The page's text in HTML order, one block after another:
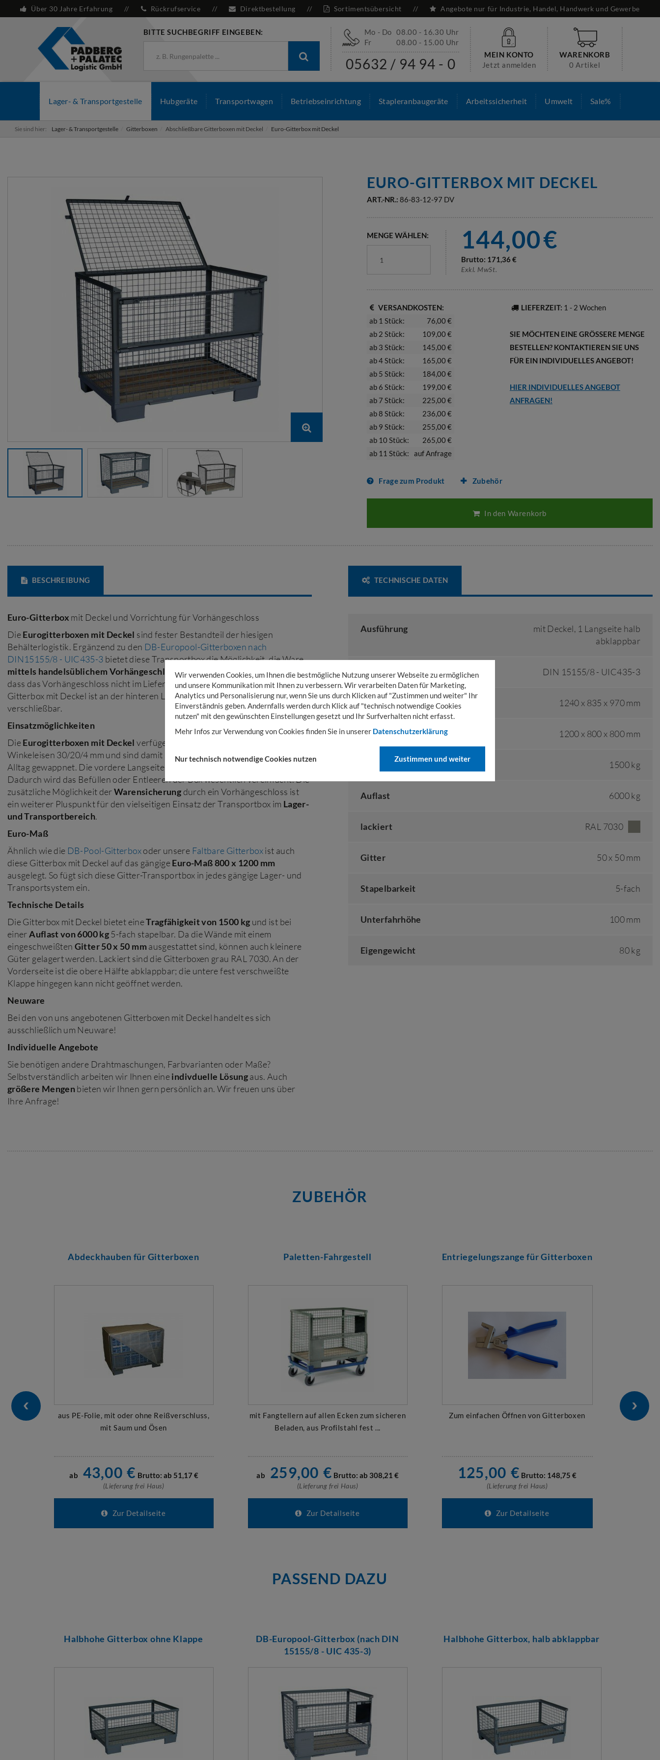
Über 30 Jahre Erfahrung Rückrufservice Direktbestellung Sortimentsübersicht Angebote nur für Industrie, Handel, Handwerk und Gewerbe
BITTE SUCHBEGRIFF EINGEBEN: Mo - Do 08.00 - 16.30 Uhr
Fr
08.00 - 15.00 Uhr
05632 / 94 94 - 0
MEIN KONTO
Jetzt anmelden
WARENKORB
0 Artikel
Lager- & Transportgestelle Hubgeräte Transportwagen Betriebseinrichtung Stapleranbaugeräte Arbeitssicherheit Umwelt Sale%
Sie sind hier: Lager- & Transportgestelle Gitterboxen Abschließbare Gitterboxen mit Deckel Euro-Gitterbox mit Deckel
EURO-GITTERBOX MIT DECKEL
ART.-NR.: 86-83-12-97 DV
MENGE WÄHLEN: 144,00€
Brutto: 171,36€
Exkl. MwSt.
VERSANDKOSTEN:
ab 1 Stück:
76,00 €
ab 2 Stück:
109,00 €
ab 3 Stück:
145,00 €
ab 4 Stück:
165,00 €
ab 5 Stück:
184,00 €
ab 6 Stück:
199,00 €
ab 7 Stück:
225,00 €
ab 8 Stück:
236,00 €
ab 9 Stück:
255,00 €
ab 10 Stück:
265,00 €
ab 11 Stück:
auf Anfrage
LIEFERZEIT: 1 - 2 Wochen
SIE MÖCHTEN EINE GRÖSSERE MENGE B
ESTELLEN? KONTAKTIEREN SIE UNS F
ÜR EIN INDIVIDUELLES ANGEBOT!
HIER INDIVIDUELLES ANGEBOT
ANFRAGEN!
Frage zum Produkt Zubehör
In den Warenkorb
BESCHREIBUNG
Euro-Gitterbox mit Deckel und Vorrichtung für Vorhängeschloss
DieEurogitterboxen mit Deckel sind fester Bestandteil der hiesigen
Behälterlogistik. Ergänzend zu den DB-Europool-Gitterboxen nach
DIN15155/8 - UIC435-3 bietet diese Transportbox die Möglichkeit, die Ware
mittels handelsüblichem Vorhängeschloss zu sichern. (Bitte beachten Sie,
dass das Vorhängeschloss nicht im Lieferumfang enthalten ist.) Die Euro-
Gitterbox mit Deckel ist an der hinteren Langseite scharniert und vorn
verschließbar.
Einsatzmöglichkeiten
DieEurogitterboxen mit Deckel verfügen über einen Rahmen aus
Winkeleisen 30/20/4 mm und sind damit sehr robust für den harten Logistik-
Alltag gewappnet. Die vordere Langseite kann
Dadurch wird das Befüllen oder Entleeren der Box wesentlich vereinfacht. Die
zusätzliche Möglichkeit derWarensicherung durch ein Vorhängeschloss ist
ein weiterer Pluspunkt für den vielseitigen Einsatz der Transportbox im Lager-
und Transportbereich.
Euro-Maß
Ähnlich wie die DB-Pool-Gitterboxoder unsere Faltbare Gitterboxist auch
diese Gitterbox mit Deckel auf das gängigeEuro-Maß 800 x 1200 mm
ausgelegt. So fügt sich diese Gitter-Transportbox in jedes gängige Lager- und
Transportsystem ein.
Technische Details
Die Gitterbox mit Deckel bietet eineTragfähigkeit von 1500 kg und ist bei
einerAuflast von 6000 kg5-fach stapelbar. Da die Wände mit einem
eingeschweißten Gitter 50 x 50 mm ausgestattet sind, können auch kleinere
Güter gelagert werden. Lackiert sind die Gitterboxen grau RAL 7030. An der
Vorderseite ist die obere Hälfte abklappbar; die untere fest verschweißte
Klappe hingegen kann nicht geöffnet werden.
Neuware
Bei den von uns angebotenen Gitterboxen mit Deckel handelt es sich
ausschließlich um Neuware!
Individuelle Angebote
Sie benötigen andere Drahtmaschungen, Farbvarianten oder Maße?
Selbstverständlich arbeiten wir Ihnen eineindivduelle Lösungaus. Auch
größere Mengenbieten wir Ihnen gern persönlich an. Wir freuen uns über
Ihre Anfrage!
TECHNISCHE DATEN
Ausführung
mit Deckel, 1 Langseite halb
abklappbar
ähnlich DIN 15155/8 - UIC435-3
L x B x H 1240 x 835 x 970 mm
Innengröße 1200 x 800 x 800 mm
Tragfähigkeit 1500 kg
Auflast 6000 kg
lackiert RAL 7030
Gitter 50 x 50 mm
Stapelbarkeit 5-fach
Unterfahrhöhe 100 mm
Eigengewicht 80 kg
ZUBEHÖR
Abdeckhauben für Gitterboxen
aus PE-Folie, mit oder ohne Reißverschluss,
mit Saum und Ösen
ab 43,00 € Brutto: ab 51,17€
(Lieferung frei Haus)
Zur Detailseite
Paletten-Fahrgestell
mit Fangtellern auf allen Ecken zum sicheren
Beladen, aus Profilstahl fest ...
ab 259,00 € Brutto: ab 308,21 €
(Lieferung frei Haus)
Zur Detailseite
Entriegelungszange für Gitterboxen
Zum einfachen Öffnen von Gitterboxen
125,00 € Brutto: 148,75 €
(Lieferung frei Haus)
Zur Detailseite
für
PASSEND DAZU
Halbhohe Gitterbox ohne Klappe
DB-Europool-Gitterbox (nach DIN
15155/8 - UIC 435-3)
Halbhohe Gitterbox, halb abklappbar
Wir verwenden Cookies, um Ihnen die bestmögliche Nutzung unserer Webseite zu ermöglichen
und unsere Kommunikation mit Ihnen zu verbessern. Wir verarbeiten Daten für Marketing,
Analytics und Personalisierung nur, wenn Sie uns durch Klicken auf "Zustimmen und weiter" Ihr
Einverständnis geben. Andernfalls werden durch Klick auf "technisch notwendige Cookies
nutzen" mit den gewünschten Einstellungen gesetzt und Ihr Surfverhalten nicht erfasst.
Mehr Infos zur Verwendung von Cookies finden Sie in unserer Datenschutzerklärung
Nur technisch notwendige Cookies nutzen Zustimmen und weiter